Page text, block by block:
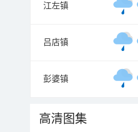
江左镇
吕店镇
彭婆镇
高清图集